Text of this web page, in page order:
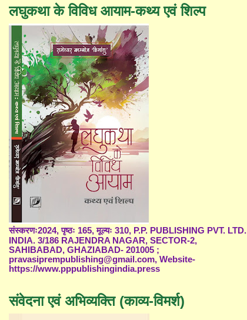
लघुकथा के विविध आयाम-कथ्य एवं शिल्प
संस्करणः2024, पृष्ठः 165, मूल्यः 310, P.P. PUBLISHING PVT. LTD.
INDIA. 3/186 RAJENDRA NAGAR, SECTOR-2,
SAHIBABAD, GHAZIABAD- 201005 ;
pravasiprempublishing@gmail.com, Website-
https://www.pppublishingindia.press
संवेदना एवं अभिव्यक्ति (काव्य-विमर्श)